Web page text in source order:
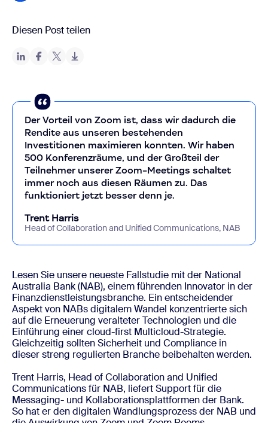
Diesen Post teilen
Der Vorteil von Zoom ist, dass wir dadurch die
Rendite aus unseren bestehenden
Investitionen maximieren konnten. Wir haben
500 Konferenzräume, und der Großteil der
Teilnehmer unserer Zoom-Meetings schaltet
immer noch aus diesen Räumen zu. Das
funktioniert jetzt besser denn je.
Trent Harris
Head of Collaboration and Unified Communications, NAB
Lesen Sie unsere neueste Fallstudie mit der National
Australia Bank (NAB), einem führenden Innovator in der
Finanzdienstleistungsbranche. Ein entscheidender
Aspekt von NABs digitalem Wandel konzentrierte sich
auf die Erneuerung veralteter Technologien und die
Einführung einer cloud-first Multicloud-Strategie.
Gleichzeitig sollten Sicherheit und Compliance in
dieser streng regulierten Branche beibehalten werden.
Trent Harris, Head of Collaboration and Unified
Communications für NAB, liefert Support für die
Messaging- und Kollaborationsplattformen der Bank.
So hat er den digitalen Wandlungsprozess der NAB und